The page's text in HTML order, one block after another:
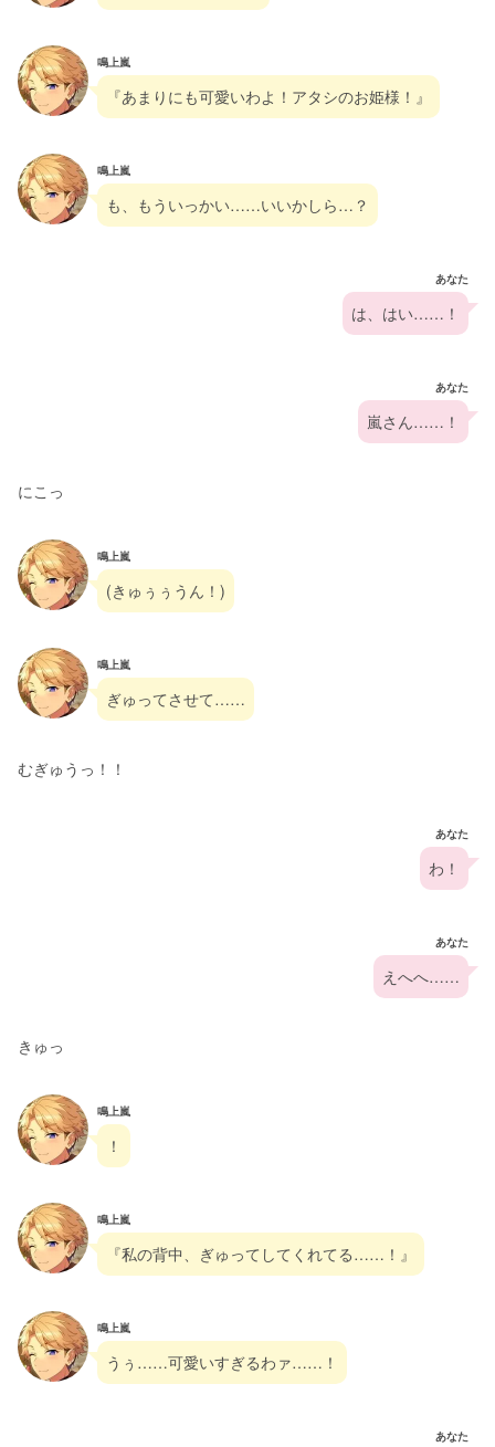
鳴上嵐
『あまりにも可愛いわよ！アタシのお姫様！』
鳴上嵐
も、もういっかい……いいかしら…？
あなた
は、はい……！
あなた
嵐さん……！
にこっ
鳴上嵐
(きゅぅぅうん！)
鳴上嵐
ぎゅってさせて……
むぎゅうっ！！
あなた
わ！
あなた
えへへ……
きゅっ
鳴上嵐
！
鳴上嵐
『私の背中、ぎゅってしてくれてる……！』
鳴上嵐
うぅ……可愛いすぎるわァ……！
あなた